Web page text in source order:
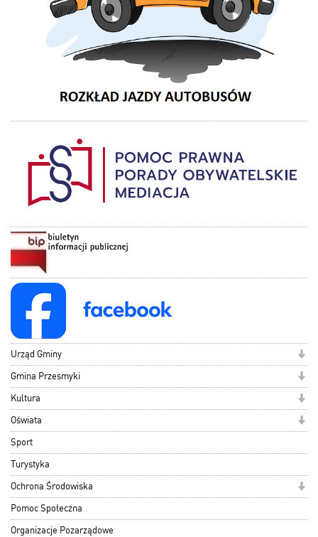
Urząd Gminy
Gmina Przesmyki
Kultura
Oświata
Sport
Turystyka
Ochrona Środowiska
Pomoc Społeczna
Organizacje Pozarządowe